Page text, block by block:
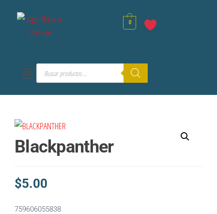
0
Blackpanther
$5.00
759606055838